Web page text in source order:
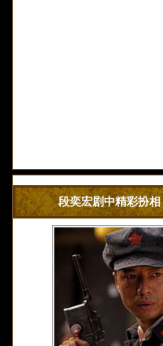
段奕宏剧中精彩扮相